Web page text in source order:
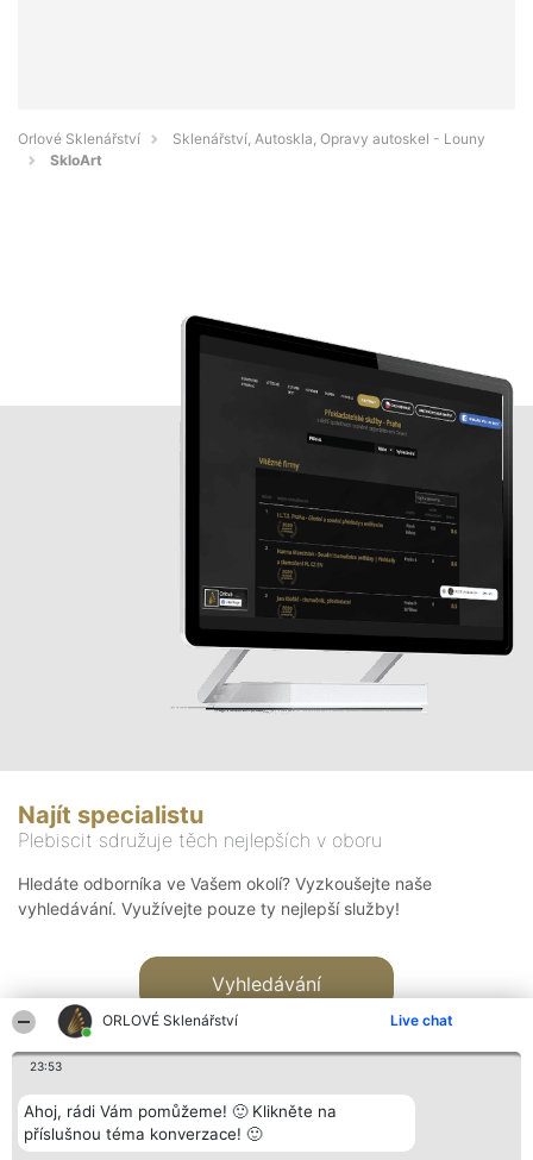
ORLOVÉ Sklenářství Live chat
23:53
Ahoj, rádi Vám pomůžeme! 🙂 Klikněte na
příslušnou téma konverzace! 🙂
Orlové Sklenářství
Sklenářství, Autoskla, Opravy autoskel - Louny
SkloArt
Najít specialistu
Plebiscit sdružuje těch nejlepších v oboru
Hledáte odborníka ve Vašem okolí? Vyzkoušejte naše
vyhledávání. Využívejte pouze ty nejlepší služby!
Vyhledávání